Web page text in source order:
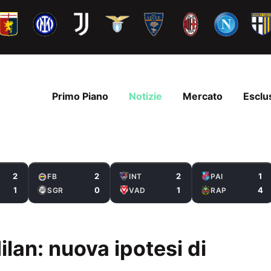
Primo Piano Notizie Mercato
2
1
FB 2
SGR 0
INT 2
VAD 1
PAI 1
RAP 4
nuova ipotesi di